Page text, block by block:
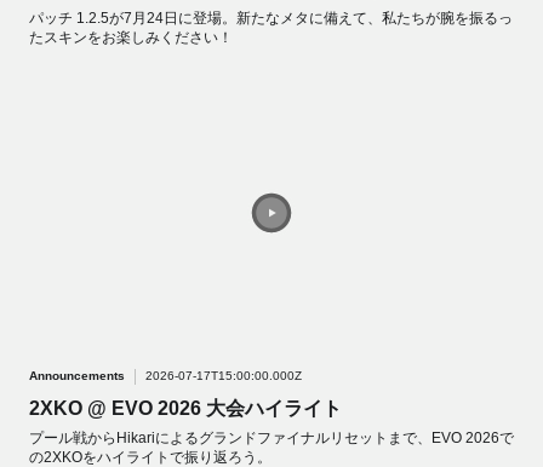
パッチ 1.2.5が7月24日に登場。新たなメタに備えて、私たちが腕を振るっ
たスキンをお楽しみください！
Announcements 2026-07-17T15:00:00.000Z
2XKO @ EVO 2026 大会ハイライト
プール戦からHikariによるグランドファイナルリセットまで、EVO 2026で
の2XKOをハイライトで振り返ろう。